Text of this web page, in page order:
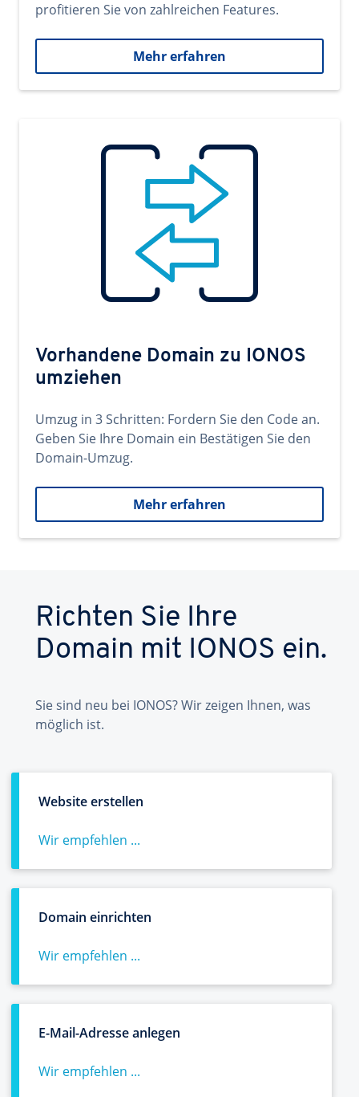
profitieren Sie von zahlreichen Features.
Mehr erfahren
Vorhandene Domain zu IONOS
umziehen
Umzug in 3 Schritten: Fordern Sie den Code an.
Geben Sie Ihre Domain ein Bestätigen Sie den
Domain-Umzug.
Mehr erfahren
Richten Sie Ihre
Domain mit IONOS ein.
Sie sind neu bei IONOS? Wir zeigen Ihnen, was
möglich ist.
Website erstellen
Wir empfehlen ...
Domain einrichten
Wir empfehlen ...
E-Mail-Adresse anlegen
Wir empfehlen ...